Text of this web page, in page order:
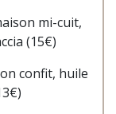
mi-cuit,
(15€)
confit, huile